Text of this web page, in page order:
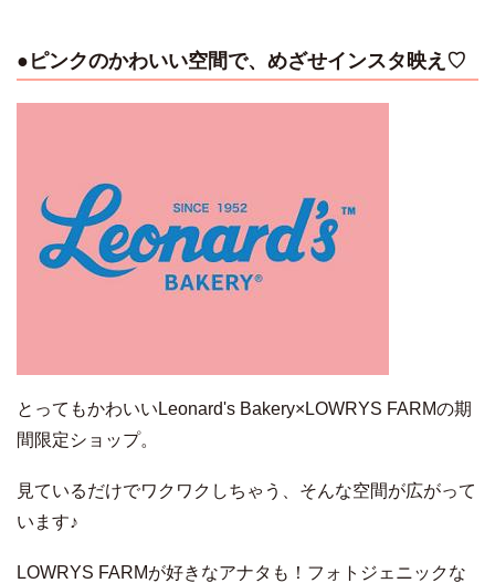
●ピンクのかわいい空間で、めざせインスタ映え♡
とってもかわいいLeonard's Bakery×LOWRYS FARMの期
間限定ショップ。
見ているだけでワクワクしちゃう、そんな空間が広がって
います♪
LOWRYS FARMが好きなアナタも！フォトジェニックな